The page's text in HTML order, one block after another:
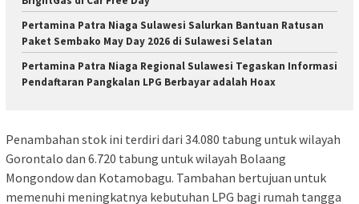
Pertamina Patra Niaga Sulawesi Salurkan Bantuan Ratusan
Paket Sembako May Day 2026 di Sulawesi Selatan
Pertamina Patra Niaga Regional Sulawesi Tegaskan Informasi
Pendaftaran Pangkalan LPG Berbayar adalah Hoax
Penambahan stok ini terdiri dari 34.080 tabung untuk wilayah
Gorontalo dan 6.720 tabung untuk wilayah Bolaang
Mongondow dan Kotamobagu. Tambahan bertujuan untuk
memenuhi meningkatnya kebutuhan LPG bagi rumah tangga